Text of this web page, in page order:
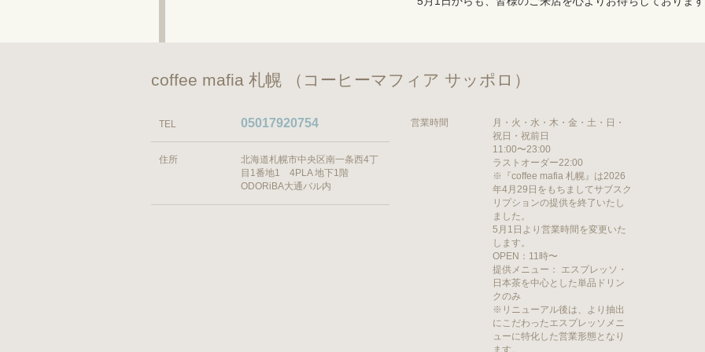
coffee mafia 札幌 （コーヒーマフィア サッポロ）
TEL 05017920754
住所
北海道札幌市中央区南一条西4丁
目1番地1 4PLA 地下1階
ODORiBA大通バル内
営業時間
月・火・水・木・金・土・日・
祝日・祝前日
11:00〜23:00
ラストオーダー22:00
※『coffee mafia 札幌』は2026
年4月29日をもちましてサブスク
リプションの提供を終了いたし
ました。
5月1日より営業時間を変更いた
します。
OPEN：11時〜
提供メニュー： エスプレッソ・
日本茶を中心とした単品ドリン
クのみ
※リニューアル後は、より抽出
にこだわったエスプレッソメニ
ューに特化した営業形態となり
ます。